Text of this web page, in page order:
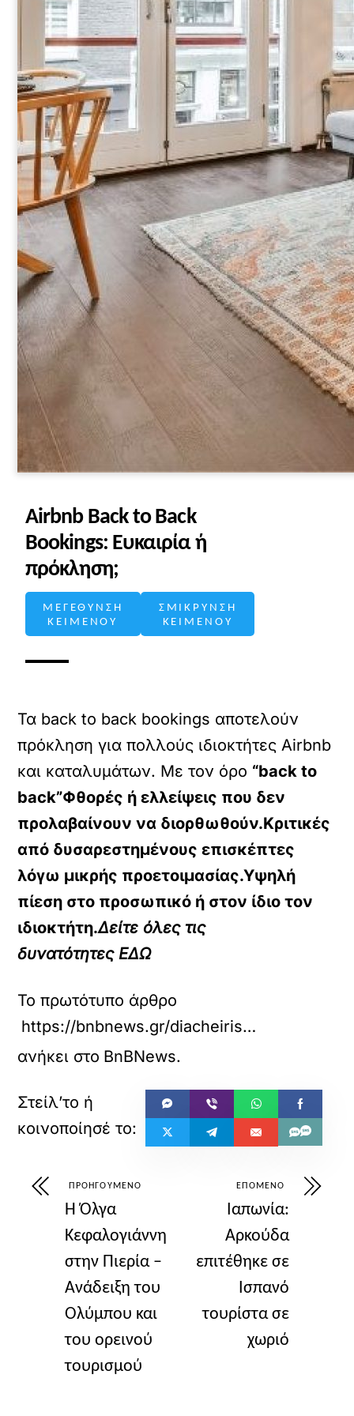
Airbnb Back to Back
Bookings: Ευκαιρία ή
πρόκληση;
ΜΕΓΕΘΥΝΣΗ
ΚΕΙΜΕΝΟΥ
ΣΜΙΚΡΥΝΣΗ
ΚΕΙΜΕΝΟΥ
Τα back to back bookings αποτελούν
πρόκληση για πολλούς ιδιοκτήτες Airbnb
και καταλυμάτων. Με τον όρο “back to
back”Φθορές ή ελλείψεις που δεν
προλαβαίνουν να διορθωθούν.Κριτικές
από δυσαρεστημένους επισκέπτες
λόγω μικρής προετοιμασίας.Υψηλή
πίεση στο προσωπικό ή στον ίδιο τον
ιδιοκτήτη.Δείτε όλες τις
δυνατότητεςΕΔΩ
Το πρωτότυπο άρθρο
https://bnbnews.gr/diacheirisi-akiniton/33332/airbnb-back-to-back-bookings-efkairia-i-proklisi/
ανήκει στο BnBNews.
ΠΡΟΗΓΟΎΜΕΝΟ
Η Όλγα
Κεφαλογιάννη
στην Πιερία –
Ανάδειξη του
Ολύμπου και
του ορεινού
τουρισμού
ΕΠΌΜΕΝΟ
Ιαπωνία:
Αρκούδα
επιτέθηκε σε
Ισπανό
τουρίστα σε
χωριό